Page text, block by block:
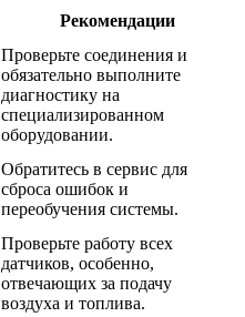
Рекомендации
Проверьте соединения и
обязательно выполните
диагностику на
специализированном
оборудовании.
Обратитесь в сервис для
сброса ошибок и
переобучения системы.
Проверьте работу всех
датчиков, особенно,
отвечающих за подачу
воздуха и топлива.